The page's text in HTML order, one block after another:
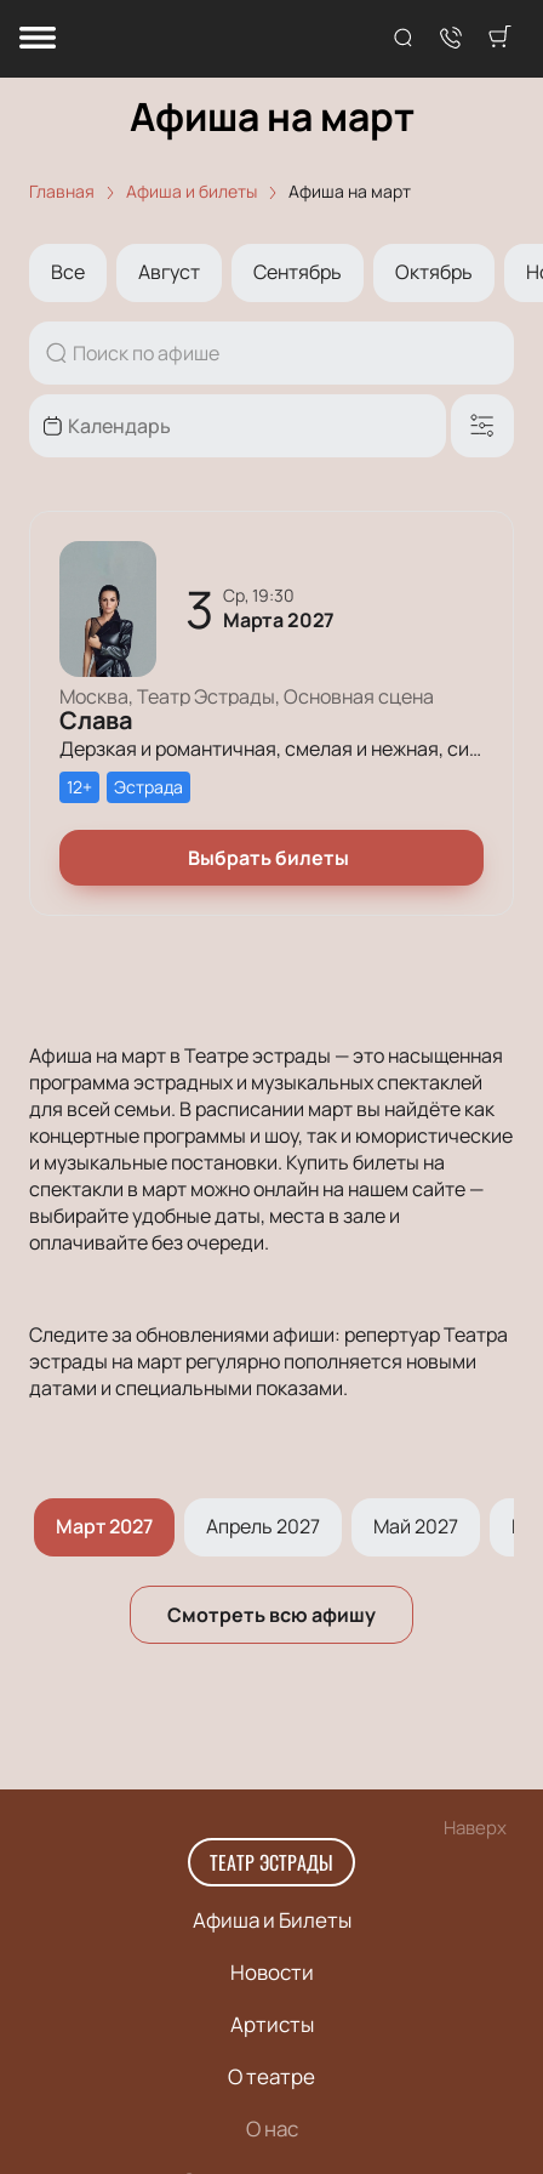
Афиша на март
Главная Афиша и билеты Афиша на март
Все Август Сентябрь Октябрь
3 ср, 19:30
Марта 2027
Москва, Театр Эстрады, Основная сцена
Слава
Дерзкая и романтичная, смелая и нежная, сильная и женственная — такой знают Славу многочисленные поклонники её творчества и редкого голоса!
12+ Эстрада
Выбрать билеты
Афиша на март в Театре эстрады — это насыщенная
программа эстрадных и музыкальных спектаклей
для всей семьи. В расписании март вы найдёте как
концертные программы и шоу, так и юмористические
и музыкальные постановки. Купить билеты на
спектакли в март можно онлайн на нашем сайте —
выбирайте удобные даты, места в зале и
оплачивайте без очереди.
Следите за обновлениями афиши: репертуар Театра
эстрады на март регулярно пополняется новыми
датами и специальными показами.
Март 2027 Апрель 2027 Май 2027
Смотреть всю афишу
Наверх
ТЕАТР ЭСТРАДЫ
Афиша и Билеты
Новости
Артисты
О театре
О нас